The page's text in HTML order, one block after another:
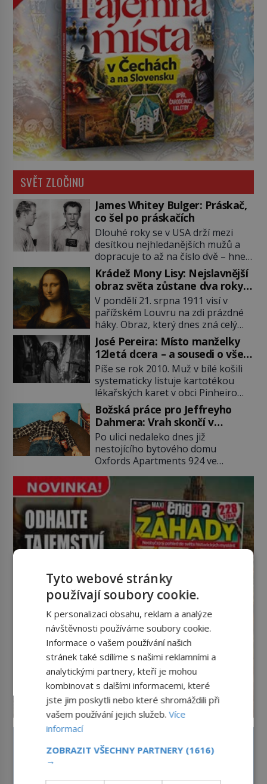
SVĚT ZLOČINU
James Whitey Bulger: Práskač,
co šel po práskačích
Dlouhé roky se v USA drží mezi
desítkou nejhledanějších mužů a
dopracuje to až na číslo dvě – hned
po Usámovi bin Ládinovi (1957–
2011). To je James „Whitey“ Bulger
(1929–2018) viněný ze spoluúčasti
na 19 vraždách, vydírání a lichvy. A
samozřejmě, krom toho je ještě
drogový dealer, který neváhá
odstranit z cesty všechny práskače,
zatímco […]
Krádež Mony Lisy: Nejslavnější
obraz světa zůstane dva roky
nezvěstný
V pondělí 21. srpna 1911 visí v
pařížském Louvru na zdi prázdné
háky. Obraz, který dnes zná celý
svět, je pryč. Zpočátku si nikdo
nemyslí, že jde o krádež.
Zaměstnanci jsou přesvědčeni, že
Mona Lisa je jen v restaurátorské
dílně nebo u fotografa. Když se
ukáže pravda, propukne jeden z
největších honů na zloděje v […]
José Pereira: Místo manželky
12letá dcera – a sousedi o všem
vědí!
Píše se rok 2010. Muž v bílé košili
systematicky listuje kartotékou
lékařských karet v obci Pinheiro
ležící asi 20 kilometrů od farmy s
podivínským majitelem. Něco tu
nesedí. Ledaže… Ledaže by ta
mladá dívka z farmy byla ne
manželkou, ale dcerou – a všechny
ty děti byly zplozené v incestu. Na
sociálním odboru jednoho z […]
Božská práce pro Jeffreyho
Dahmera: Vrah skončí v
tratolišti krve ve vězeňských
umývárnách
Po ulici nedaleko dnes již
nestojícího bytového domu
Oxfords Apartments 924 ve
potácí zcela zmatený 14letý
Konerak Sinthasomphone. Když ho
zastaví policejní hlídka, ochable jí
nadiktuje adresu „jeho kamaráda“.
Strážníci ho dopraví zpět do
udaného bytu. Oním „kamarádem“
Je 27. května 1991. […]
Tyto webové stránky
používají soubory cookie.
K personalizaci obsahu, reklam a analýze
návštěvnosti používáme soubory cookie.
Informace o vašem používání našich
stránek také sdílíme s našimi reklamními a
analytickými partnery, kteří je mohou
kombinovat s dalšími informacemi, které
jste jim poskytli nebo které shromáždili při
vašem používání jejich služeb.Více
informací
ZOBRAZIT VŠECHNY PARTNERY (1616)
→